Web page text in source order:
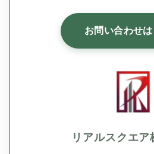
お問い合わせ
リアルスクエア